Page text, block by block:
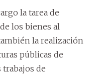
la tarea de
los bienes al
la realización
públicas de
trabajos de